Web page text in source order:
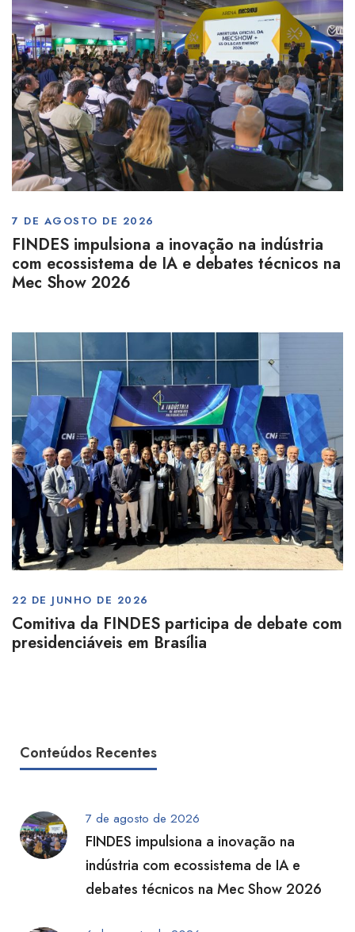
7 DE AGOSTO DE 2026
FINDES impulsiona a inovação na indústria
com ecossistema de IA e debates técnicos na
Mec Show 2026
22 DE JUNHO DE 2026
Comitiva da FINDES participa de debate com
presidenciáveis em Brasília
Conteúdos Recentes
7 de agosto de 2026
FINDES impulsiona a inovação na
indústria com ecossistema de IA e
debates técnicos na Mec Show 2026